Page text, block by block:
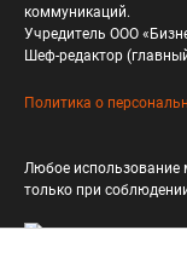
коммуникаций.
Учредитель ООО
Шеф-редактор
Политика о
Любое использование
только при